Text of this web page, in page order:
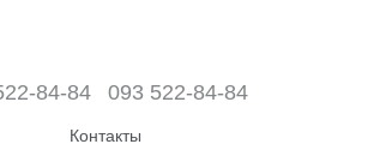
84-84 093 522-84-84
Контакты